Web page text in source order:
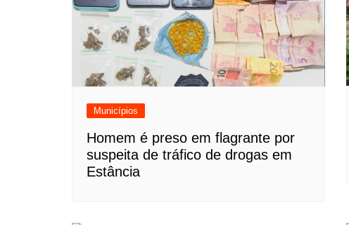
Municípios
Homem é preso em flagrante por
suspeita de tráfico de drogas em
Estância